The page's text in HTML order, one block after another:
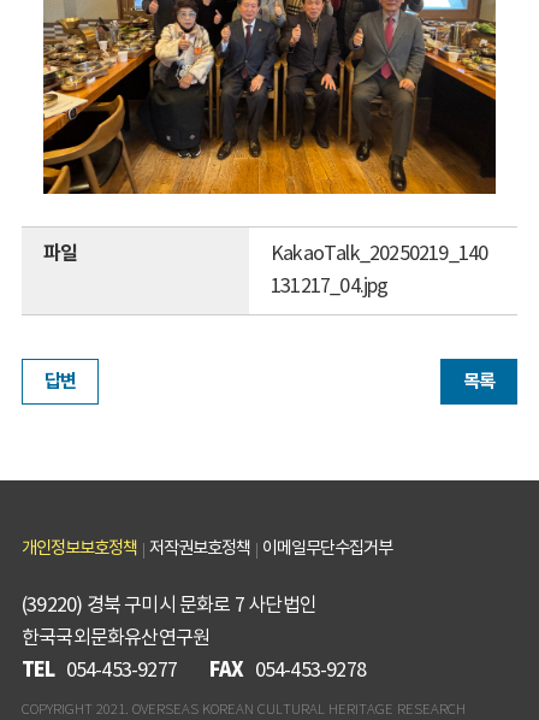
파일
KakaoTalk_20250219_140
131217_04.jpg
답변 목록
개인정보보호정책 저작권보호정책 이메일무단수집거부
(39220) 경북 구미시 문화로 7 사단법인
한국국외문화유산연구원
TEL 054-453-9277 FAX 054-453-9278
COPYRIGHT 2021. OVERSEAS KOREAN CULTURAL HERITAGE RESEARCH